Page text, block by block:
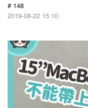
# 148
2019-08-22 15:10